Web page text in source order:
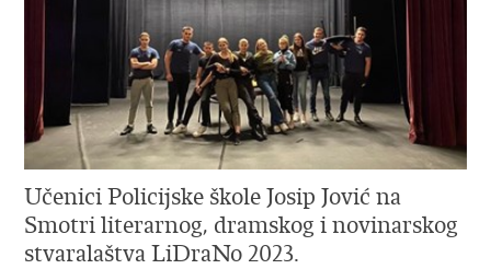
Učenici Policijske škole Josip Jović na
Smotri literarnog, dramskog i novinarskog
stvaralaštva LiDraNo 2023.